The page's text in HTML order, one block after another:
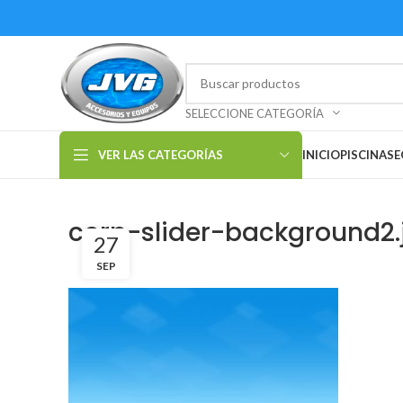
SELECCIONE CATEGORÍA
VER LAS CATEGORÍAS INICIOPISCINAS
corp-slider-
27
SEP